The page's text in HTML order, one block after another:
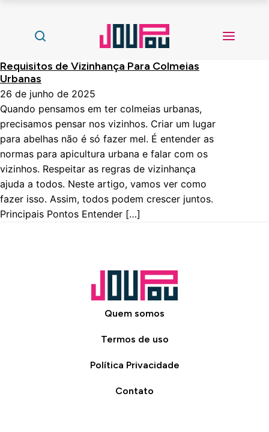
Requisitos de Vizinhança Para Colmeias
Urbanas
26 de junho de 2025
Quando pensamos em ter colmeias urbanas,
precisamos pensar nos vizinhos. Criar um lugar
para abelhas não é só fazer mel. É entender as
normas para apicultura urbana e falar com os
vizinhos. Respeitar as regras de vizinhança
ajuda a todos. Neste artigo, vamos ver como
fazer isso. Assim, todos podem crescer juntos.
Principais Pontos Entender […]
Quem somos
Termos de uso
Política Privacidade
Contato